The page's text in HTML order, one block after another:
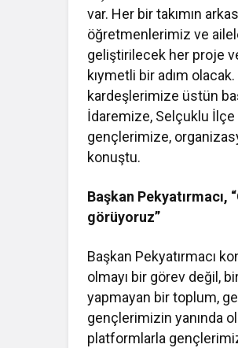
var. Her bir takımın
öğretmenlerimiz ve
geliştirilecek her proje
kıymetli bir adım
kardeşlerimize üstün
İdaremize, Selçuklu
gençlerimize,
konuştu.
Başkan
görüyoruz”
Başkan Pekyatırmacı
olmayı bir görev değil,
yapmayan bir toplum,
gençlerimizin yanında
platformlarla